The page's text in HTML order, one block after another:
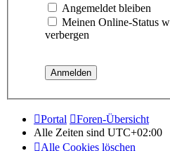
Angemeldet bleiben
Meinen Online-Status
verbergen
Portal
Foren-Übersicht
Alle Zeiten sind UTC+02:00
Alle Cookies löschen